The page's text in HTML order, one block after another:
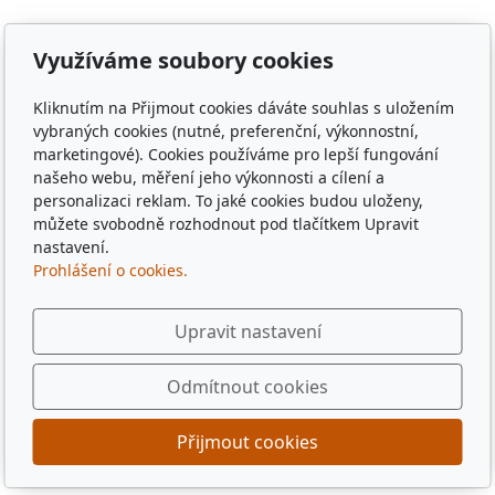
Zámělíč, Svržno, statek Svržno, statek M.Kodadová,
Vránov, Krchleby, Ohučov, Březí, Němčice, Horšovský
Týn, obec Bělá nad Radbuzou, obec Hostouň, město
Klatovy, město Příbram, město Sušice, město Plzeň,
město Liberec, město Praha, Dubaj, Dubai, dřevěné
tácky, pohádkové tácky, pivní tácky, sběratelské tácky,
sběratelské známky, turistické známky, třídní sraz, sraz
po 10 letech, sraz gymplu, sraz gymnázia, sraz ze
střední, sraz z vysoké, spolužáci, památka,
pamětihodnost, malebná místa, plates, Řím, Paříž,
Využíváme soubory cookies
Kliknutím na Přijmout cookies dáváte souhlas s uložením
vybraných cookies (nutné, preferenční, výkonnostní,
marketingové). Cookies používáme pro lepší fungování
našeho webu, měření jeho výkonnosti a cílení a
personalizaci reklam. To jaké cookies budou uloženy,
můžete svobodně rozhodnout pod tlačítkem Upravit
nastavení.
Prohlášení o cookies.
Upravit nastavení
Odmítnout cookies
Přijmout cookies